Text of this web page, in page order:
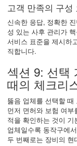
고객 만족의 구성
신속한 응답, 정확한
성 있는 사후 관리가
서비스 표준을 제시하
직합니다.
섹션 9: 선택
때의 체크리
뚫음 업체를 선택할
먼저 면허와 보험 여
적을 확인하는 것이
업체일수록 동작구에
두 번째로는 장비의